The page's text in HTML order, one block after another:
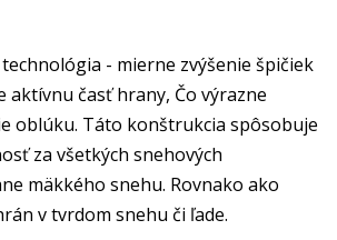
technológia - mierne zvýšenie špičiek
aktívnu časť hrany, Čo výrazne
oblúku. Táto konštrukcia spôsobuje
za všetkých snehových
mäkkého snehu. Rovnako ako
v tvrdom snehu či ľade.